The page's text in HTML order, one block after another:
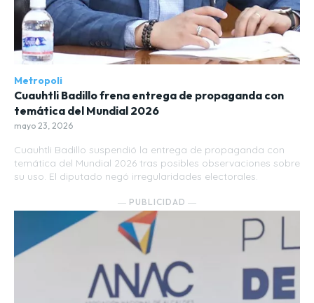
Metropoli
Cuauhtli Badillo frena entrega de propaganda con
temática del Mundial 2026
mayo 23, 2026
Cuauhtli Badillo suspendió la entrega de propaganda con
temática del Mundial 2026 tras posibles observaciones sobre
su uso. El diputado negó irregularidades electorales.
― PUBLICIDAD ―